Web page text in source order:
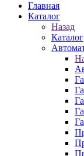
Главная
Каталог
Назад
Каталог